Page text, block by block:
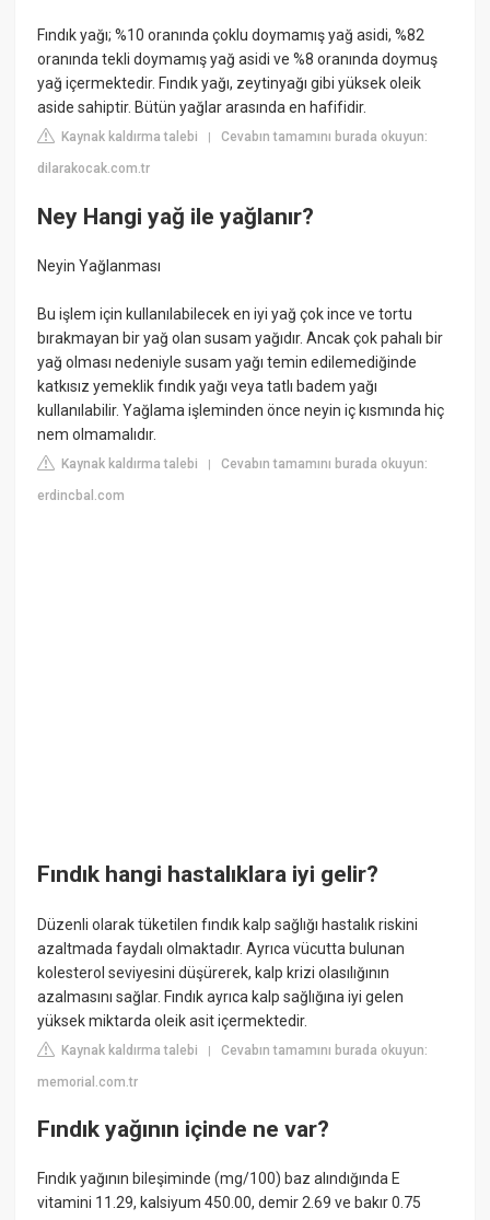
Fındık yağı; %10 oranında çoklu doymamış yağ asidi, %82
oranında tekli doymamış yağ asidi ve %8 oranında doymuş
yağ içermektedir. Fındık yağı, zeytinyağı gibi yüksek oleik
aside sahiptir. Bütün yağlar arasında en hafifidir.
Kaynak kaldırma talebi |Cevabın tamamını burada okuyun:
dilarakocak.com.tr
Ney Hangi yağ ile yağlanır?
Neyin Yağlanması
Bu işlem için kullanılabilecek en iyi yağ çok ince ve tortu
bırakmayan bir yağ olan susam yağıdır. Ancak çok pahalı bir
yağ olması nedeniyle susam yağı temin edilemediğinde
katkısız yemeklik fındık yağı veya tatlı badem yağı
kullanılabilir. Yağlama işleminden önce neyin iç kısmında hiç
nem olmamalıdır.
Kaynak kaldırma talebi |Cevabın tamamını burada okuyun:
erdincbal.com
Fındık hangi hastalıklara iyi gelir?
Düzenli olarak tüketilen fındık kalp sağlığı hastalık riskini
azaltmada faydalı olmaktadır. Ayrıca vücutta bulunan
kolesterol seviyesini düşürerek, kalp krizi olasılığının
azalmasını sağlar. Fındık ayrıca kalp sağlığına iyi gelen
yüksek miktarda oleik asit içermektedir.
Kaynak kaldırma talebi |Cevabın tamamını burada okuyun:
memorial.com.tr
Fındık yağının içinde ne var?
Fındık yağının bileşiminde (mg/100) baz alındığında E
vitamini 11.29, kalsiyum 450.00, demir 2.69 ve bakır 0.75